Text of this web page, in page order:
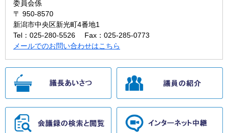
委員会係
〒 950-8570
新潟市中央区新光町4番地1
Tel：025-280-5526
Fax：025-285-0773
メールでのお問い合わせはこちら